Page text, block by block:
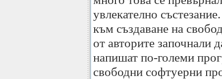
увлекателно
към създаване на
от авторите започнали
напишат по-големи
свободни софтуерни